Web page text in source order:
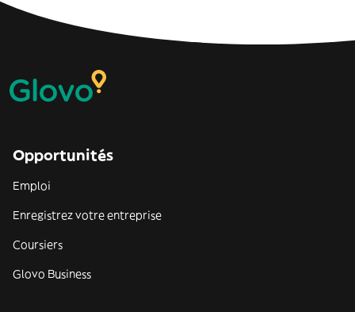
Opportunités
Emploi
Enregistrez votre entreprise
Coursiers
Glovo Business